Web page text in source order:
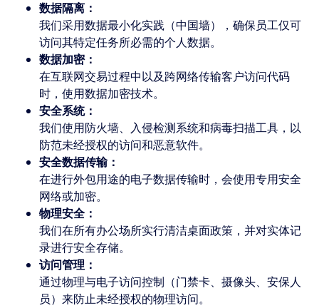
数据隔离：
我们采用数据最小化实践（中国墙），确保员工仅可
访问其特定任务所必需的个人数据。
数据加密：
在互联网交易过程中以及跨网络传输客户访问代码
时，使用数据加密技术。
安全系统：
我们使用防火墙、入侵检测系统和病毒扫描工具，以
防范未经授权的访问和恶意软件。
安全数据传输：
在进行外包用途的电子数据传输时，会使用专用安全
网络或加密。
物理安全：
我们在所有办公场所实行清洁桌面政策，并对实体记
录进行安全存储。
访问管理：
通过物理与电子访问控制（门禁卡、摄像头、安保人
员）来防止未经授权的物理访问。